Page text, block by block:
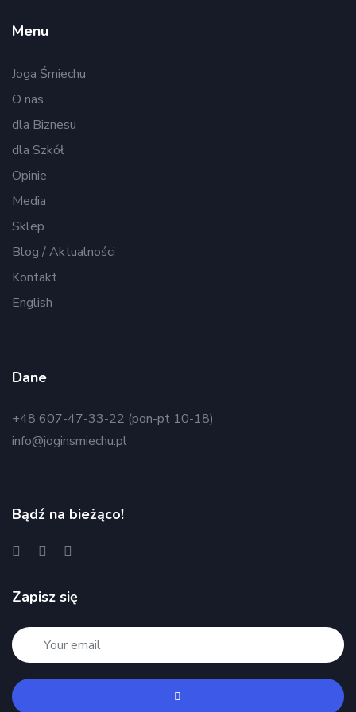
Menu
Joga Śmiechu
O nas
dla Biznesu
dla Szkół
Opinie
Media
Sklep
Blog / Aktualności
Kontakt
English
Dane
+48 607-47-33-22 (pon-pt 10-18)
info@joginsmiechu.pl
Bądź na bieżąco!
Zapisz się